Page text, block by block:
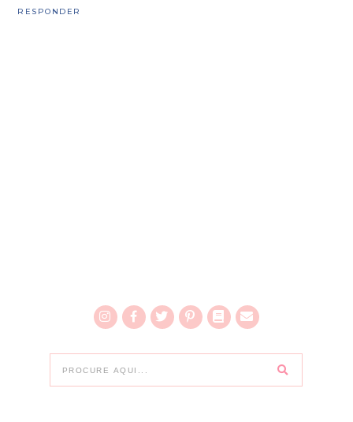
RESPONDER